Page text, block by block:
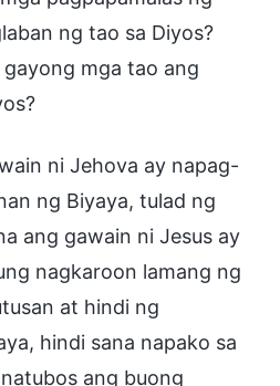
ng tao sa Diyos?
mga tao ang
ni Jehova ay napag-
ng Biyaya, tulad ng
ang gawain ni Jesus ay
nagkaroon lamang ng
at hindi ng
hindi sana napako sa
ang buong